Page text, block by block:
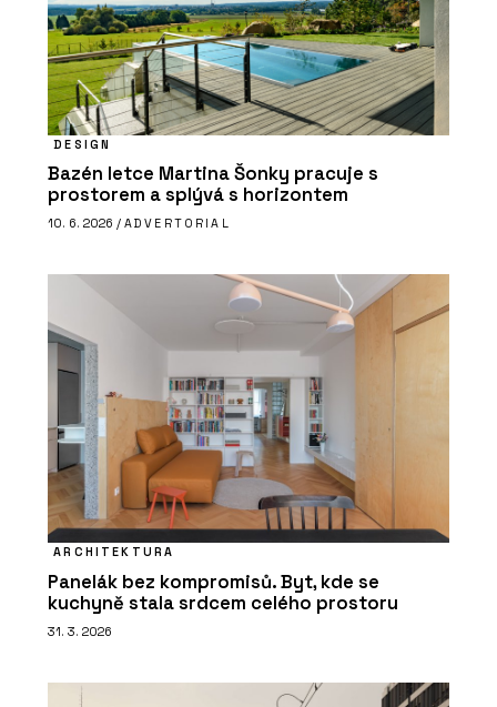
DESIGN
Bazén letce Martina Šonky pracuje s
prostorem a splývá s horizontem
10. 6. 2026 / ADVERTORIAL
ARCHITEKTURA
Panelák bez kompromisů. Byt, kde se
kuchyně stala srdcem celého prostoru
31. 3. 2026